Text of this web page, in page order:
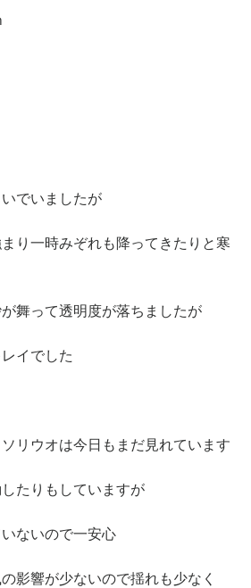
でいましたが
り一時みぞれも降ってきたりと寒
舞って透明度が落ちましたが
イでした
リウオは今日もまだ見れています
たりもしていますが
ないので一安心
影響が少ないので揺れも少なく